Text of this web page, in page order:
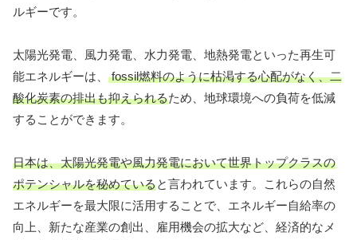
ルギーです。
太陽光発電、風力発電、水力発電、地熱発電といった再生可
能エネルギーは、 fossil燃料のように枯渇する心配がなく、二
酸化炭素の排出も抑えられるため、地球環境への負荷を低減
することができます。
日本は、太陽光発電や風力発電において世界トップクラスの
ポテンシャルを秘めていると言われています。これらの自然
エネルギーを最大限に活用することで、エネルギー自給率の
向上、新たな産業の創出、雇用機会の拡大など、経済的なメ